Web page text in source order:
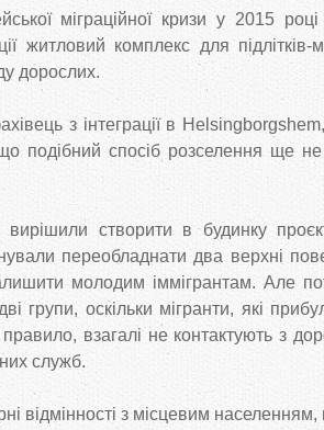
міграційної кризи у 2015
житловий комплекс для підлітків-
дорослих.
з інтеграції в
подібний спосіб розселення ще
вирішили створити в будинку
переобладнати два верхні
молодим іммігрантам. Але
групи, оскільки мігранти, які
правило, взагалі не контактують з
служб.
відмінності з місцевим